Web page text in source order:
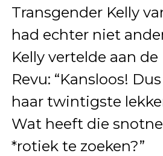
Transgender Kelly
had echter niet
Kelly vertelde aan
Revu: “Kansloos!
haar twintigste
Wat heeft die
*rotiek te zoeken?”